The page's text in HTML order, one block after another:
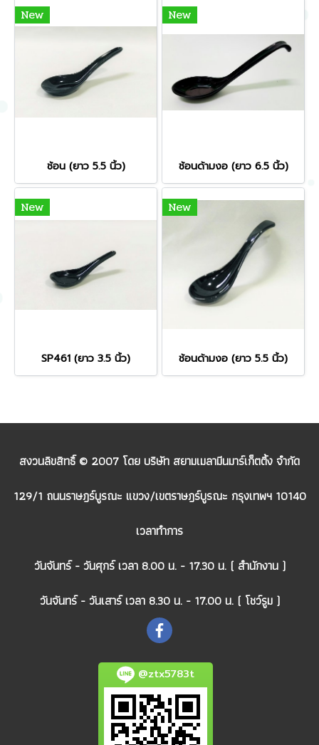
New
ช้อน (ยาว 5.5 นิ้ว)
New
ช้อนด้ามงอ (ยาว 6.5 นิ้ว)
New
SP461 (ยาว 3.5 นิ้ว)
New
ช้อนด้ามงอ (ยาว 5.5 นิ้ว)
สงวนลิขสิทธิ์ © 2007 โดย บริษัท สยามเมลามีนมาร์เก็ตติ้ง จำกัด
129/1 ถนนราษฎร์บูรณะ แขวง/เขตราษฎร์บูรณะ กรุงเทพฯ 10140
เวลาทำการ
วันจันทร์ - วันศุกร์ เวลา 8.00 น. - 17.30 น. ( สำนักงาน )
วันจันทร์ - วันเสาร์ เวลา 8.30 น. - 17.00 น. ( โชว์รูม )
@ztx5783t